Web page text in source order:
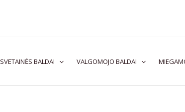
SVETAINĖS BALDAI VALGOMOJO BALDAI